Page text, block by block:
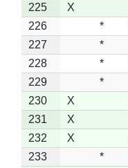
225
X
226
*
227
*
228
*
229
*
230
X
231
X
232
X
233
*